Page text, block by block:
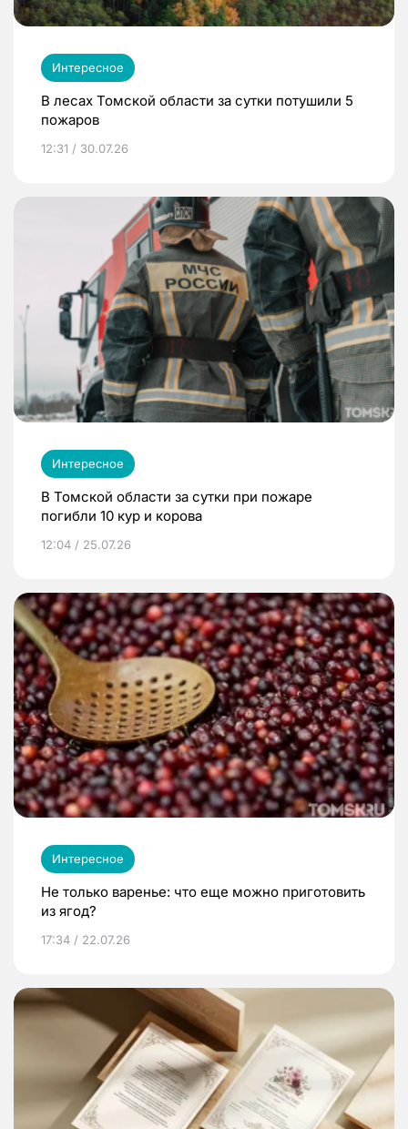
Интересное
В лесах Томской области за сутки потушили 5
пожаров
12:31 / 30.07.26
Интересное
В Томской области за сутки при пожаре
погибли 10 кур и корова
12:04 / 25.07.26
Интересное
Не только варенье: что еще можно приготовить
из ягод?
17:34 / 22.07.26